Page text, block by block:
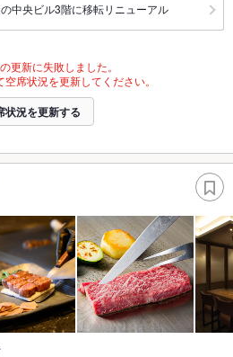
中央ビル3階に移転リニューアル
更新に失敗しました。
席状況を更新してください。
状況を更新する